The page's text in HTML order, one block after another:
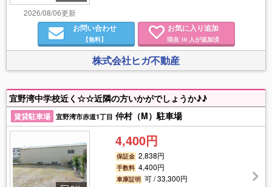
2026/08/06更新
お問い合わせ
【無料】
お気に入り追加
現在 10人が追加済
株式会社ヒガ不動産
宜野湾中学校近く☆☆近隣の方いかがでしょうか♪♪
賃貸駐車場 宜野湾市赤道1丁目 仲村（M）駐車場
4,400円
保証金 2,838円
手数料 4,400円
車庫証明 可 / 33,300円